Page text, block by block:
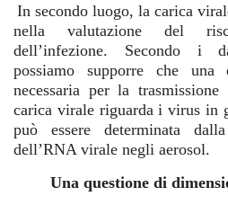
In secondo luogo, la carica
nella valutazione del
dell’infezione. Secondo i
possiamo supporre che
necessaria per la
carica virale riguarda i virus in
può essere determinata
dell’RNA virale negli aerosol.
Una questione di